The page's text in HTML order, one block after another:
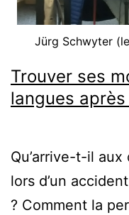
et
Jürg Schwyter
Trouver ses
langues
Qu’arrive-t-il
lors d’un
? Comment la